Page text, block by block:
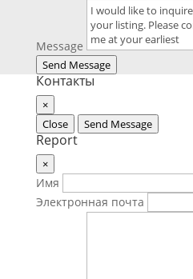
Message
Send Message
Контакты
×
Close
Send Message
Report
×
Имя
Электронная почта